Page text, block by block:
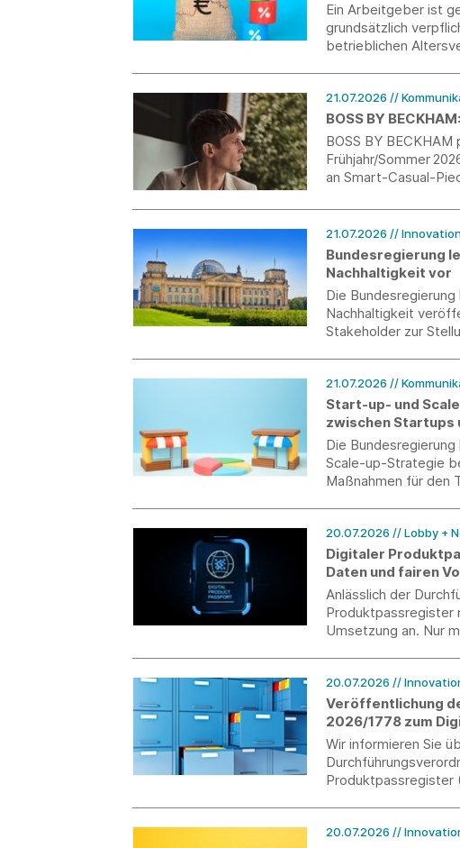
Ein Arbeitgeber ist
grundsätzlich
betrieblichen
21.07.2026 //
BOSS BY
BOSS BY
Frühjahr/Sommer
an Smart-Casual-
21.07.2026 //
Bundesregierung
Nachhaltigkeit vor
Die
Nachhaltigkeit
Stakeholder zur
21.07.2026 //
Start-up- und
zwischen
Die
Scale-up-Strategie
Maßnahmen für den
20.07.2026 // Lobby +
Digitaler
Daten und fairen
Anlässlich der
Produktpassregister
Umsetzung an. Nur
20.07.2026 //
Veröffentlichung
2026/1778 zum
Wir informieren Sie
Produktpassregister
20.07.2026 //